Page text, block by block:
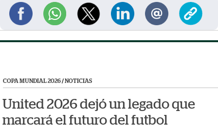
COPA MUNDIAL 2026/NOTICIAS
United 2026 dejó un legado que
marcará el futuro del futbol